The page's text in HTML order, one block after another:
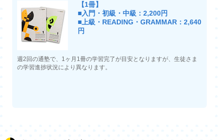
【1冊】
■入門・初級・中級：2,200円
■上級・READING・GRAMMAR：2,640
円
週2回の通塾で、1ヶ月1冊の学習完了が目安となりますが、生徒さま
の学習進捗状況により異なります。